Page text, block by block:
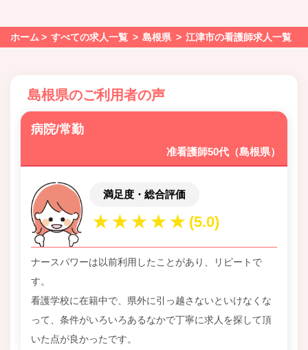
ホーム すべての求人一覧 島根県 江津市の看護師求人一覧
島根県のご利用者の声
病院/常勤
准看護師50代（島根県）
満足度・総合評価
ナースパワーは以前利用したことがあり、リピートで
す。
看護学校に在籍中で、県外に引っ越さないといけなくな
って、条件がいろいろあるなかで丁寧に求人を探して頂
いた点が良かったです。